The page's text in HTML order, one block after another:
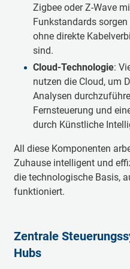
Zigbee oder Z-Wave
Funkstandards
ohne direkte
sind.
Cloud-Technologie:
nutzen die Cloud, um
Analysen
Fernsteuerung und
durch Künstliche
All diese Komponenten
Zuhause intelligent und
die technologische Basis,
funktioniert.
Zentrale
Hubs